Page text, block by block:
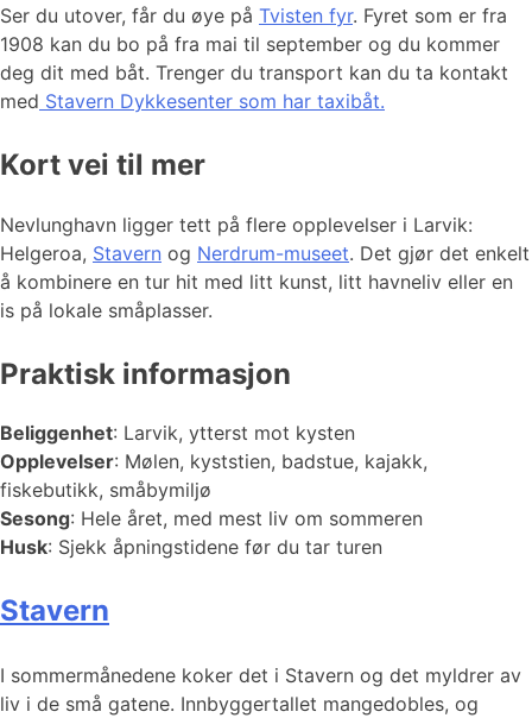
Ser du utover, får du øye på Tvisten fyr. Fyret som er fra
1908 kan du bo på fra mai til september og du kommer
deg dit med båt. Trenger du transport kan du ta kontakt
med Stavern Dykkesenter som har taxibåt.
Kort vei til mer
Nevlunghavn ligger tett på flere opplevelser i Larvik:
Helgeroa, Stavern og Nerdrum-museet. Det gjør det enkelt
å kombinere en tur hit med litt kunst, litt havneliv eller en
is på lokale småplasser.
Praktisk informasjon
Beliggenhet: Larvik, ytterst mot kysten
Opplevelser: Mølen, kyststien, badstue, kajakk,
fiskebutikk, småbymiljø
Sesong: Hele året, med mest liv om sommeren
Husk: Sjekk åpningstidene før du tar turen
Stavern
I sommermånedene koker det i Stavern og det myldrer av
liv i de små gatene. Innbyggertallet mangedobles, og